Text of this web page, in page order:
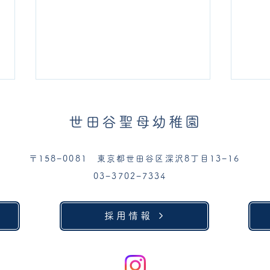
〜
「
世田谷聖母幼稚園
〒158−0081 東京都世田谷区深沢8丁目13−16
03−3702−7334
採用情報